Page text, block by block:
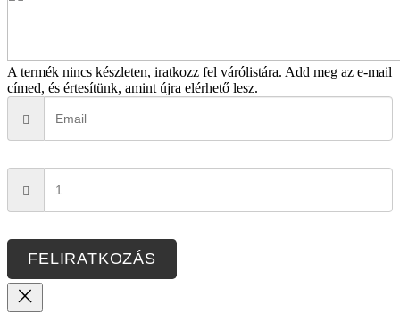
A termék nincs készleten, iratkozz fel várólistára. Add meg az e-mail
címed, és értesítünk, amint újra elérhető lesz.
FELIRATKOZÁS